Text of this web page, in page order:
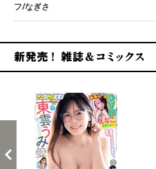
フ/なぎさ